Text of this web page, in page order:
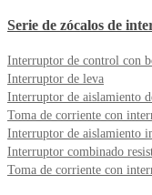
Serie de zócalos de
Interruptor de control con
Interruptor de leva
Interruptor de aislamiento
Toma de corriente con
Interruptor de aislamiento
Interruptor combinado
Toma de corriente con